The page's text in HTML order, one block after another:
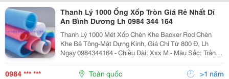
Thanh Lý 1000 Ống Xốp Tròn Giá Rẻ Nhất Dĩ
An Bình Dương Lh 0984 344 164
Thanh Lý 1000 Mét Xốp Chèn Khe Backer Rod Chèn
Khe Bê Tông-Mặt Dựng Kính, Giá Chỉ Từ 800 Đ, Lh
Ngay 0984344164 - Chiều Dài: Xxx M - Màu Sắc: Trắng -
Chất Trám Khe Thông Dụng + Cửa Và Khung Cửa Sổ, +
Khớp Nối Và Kính + Nhà Gỗ Thích Hợp Cho Việc Lắp...
0984 *** *** Toàn quốc >1 năm